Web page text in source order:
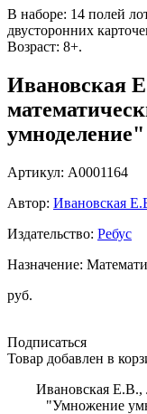
В наборе: 14 полей
двусторонних
Возраст: 8+.
Ивановская
умноделение"
Артикул: А0001164
Автор: Ивановская
Издательство: Ребус
Назначение:
руб.
Подписаться
Товар добавлен в
Ивановская Е.В.,
"Умножение